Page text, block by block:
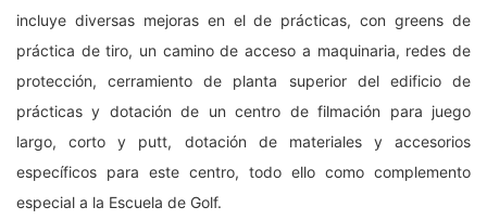
incluye diversas mejoras en el de prácticas, con greens de
práctica de tiro, un camino de acceso a maquinaria, redes de
protección, cerramiento de planta superior del edificio de
prácticas y dotación de un centro de filmación para juego
largo, corto y putt, dotación de materiales y accesorios
específicos para este centro, todo ello como complemento
especial a la Escuela de Golf.